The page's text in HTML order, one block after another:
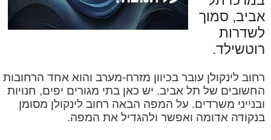
אביב, סמוך
לשדרות
רוטשילד.
רחוב לינקולן עובר בכיוון מזרח-מערב והוא אחד הרחובות
החשובים של תל אביב. יש כאן בתי מגורים יפים, חנויות
ובנייני משרדים. על המפה הבאה רחוב לינקולן מסומן
בנקודה אדומה ואפשר ולהגדיל את המפה.